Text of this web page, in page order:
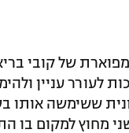
של קובי
ששימשה אותו
מחוץ למקום בו